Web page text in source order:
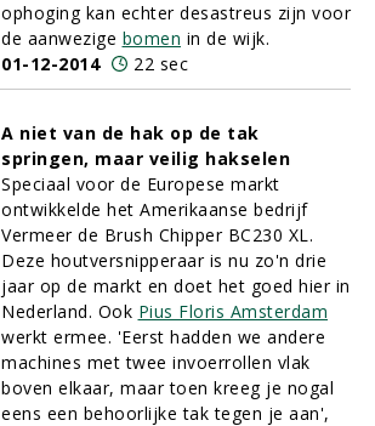
ophoging kan echter desastreus zijn voor
de aanwezige bomen in de wijk.
01-12-2014
22 sec
A niet van de hak op de tak
springen, maar veilig hakselen
Speciaal voor de Europese markt
ontwikkelde het Amerikaanse bedrijf
Vermeer de Brush Chipper BC230 XL.
Deze houtversnipperaar is nu zo'n drie
jaar op de markt en doet het goed hier in
Nederland. Ook Pius Floris Amsterdam
werkt ermee. 'Eerst hadden we andere
machines met twee invoerrollen vlak
boven elkaar, maar toen kreeg je nogal
eens een behoorlijke tak tegen je aan',